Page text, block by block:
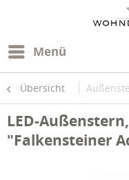
Menü
Übersicht
LED-
"Falkensteiner